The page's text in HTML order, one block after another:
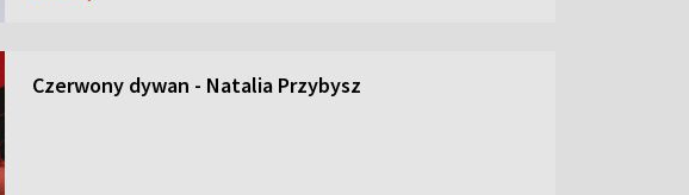
Czerwony dywan - Natalia Przybysz